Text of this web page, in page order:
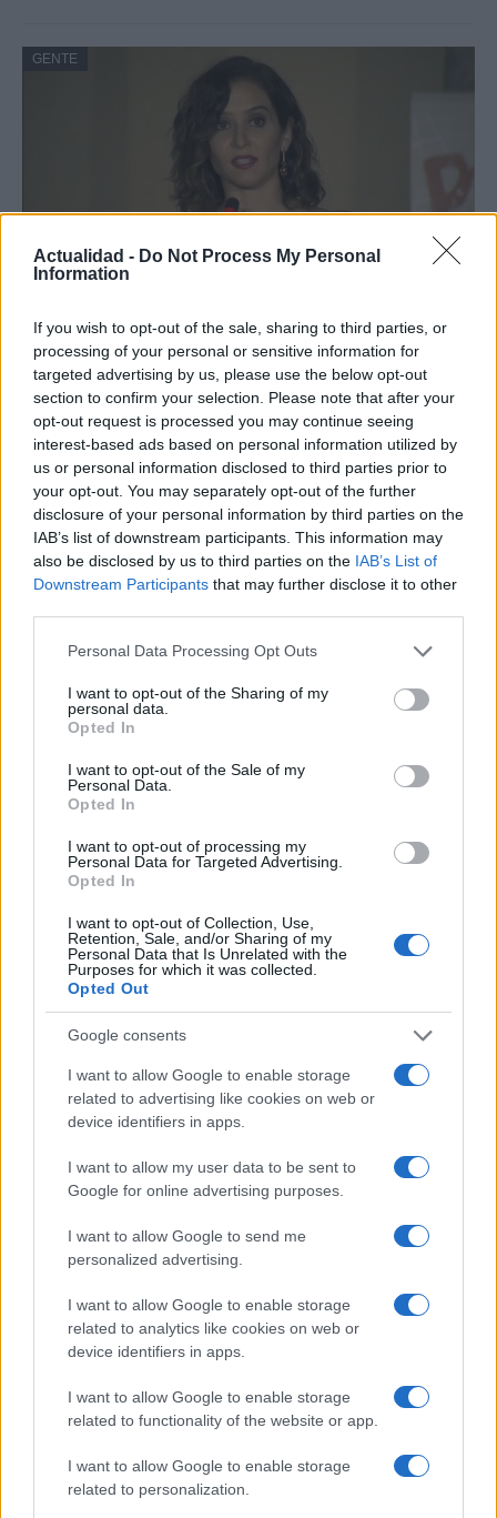
Actualidad - Do Not Process My Personal
Information
If you wish to opt-out of the sale, sharing to third parties, or
processing of your personal or sensitive information for
targeted advertising by us, please use the below opt-out
section to confirm your selection. Please note that after your
opt-out request is processed you may continue seeing
interest-based ads based on personal information utilized by
us or personal information disclosed to third parties prior to
your opt-out. You may separately opt-out of the further
disclosure of your personal information by third parties on the
IAB’s list of downstream participants. This information may
also be disclosed by us to third parties on the IAB’s List of
Downstream Participants that may further disclose it to other
Please note that this website/app uses one or more Google
not limited to your visit or usage behaviour. You may click to
grant or deny consent to Google and its third-party tags to
use your data for below specified purposes in below Google
consent section.
Personal Data Processing Opt Outs
I want to opt-out of the Sharing of my
personal data.
Opted In
I want to opt-out of the Sale of my
Personal Data.
Opted In
I want to opt-out of processing my
Personal Data for Targeted Advertising.
Opted In
I want to opt-out of Collection, Use,
Retention, Sale, and/or Sharing of my
Personal Data that Is Unrelated with the
Purposes for which it was collected.
Opted Out
Google consents
I want to allow Google to enable storage
related to advertising like cookies on web or
device identifiers in apps.
I want to allow my user data to be sent to
Google for online advertising purposes.
I want to allow Google to send me
personalized advertising.
I want to allow Google to enable storage
related to analytics like cookies on web or
device identifiers in apps.
I want to allow Google to enable storage
related to functionality of the website or app.
I want to allow Google to enable storage
related to personalization.
GENTE
El notable cambio físico de Isabel Díaz
Ayuso
En su regreso al trabajo al frente de…
GENTE
Hijo de Javier Gutiérrez: un campeón con
capacidades especiales
El hijo del actor Javier Gutiérrez, es Mateo,…
GENTE
¿Quién es Chad Boyce?: cómo murió
durante la serie Los 100